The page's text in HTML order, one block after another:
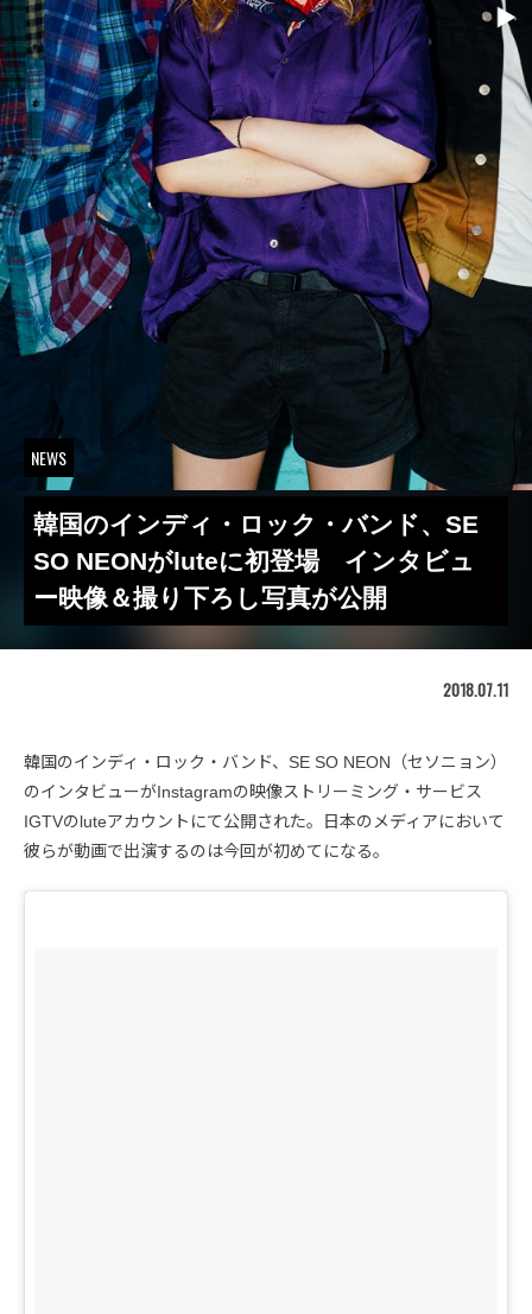
NEWS
韓国のインディ・ロック・バンド、SE
SO NEONがluteに初登場 インタビュ
ー映像＆撮り下ろし写真が公開
2018.07.11
韓国のインディ・ロック・バンド、SE SO NEON（セソニョン）
のインタビューがInstagramの映像ストリーミング・サービス
IGTVのluteアカウントにて公開された。日本のメディアにおいて
彼らが動画で出演するのは今回が初めてになる。